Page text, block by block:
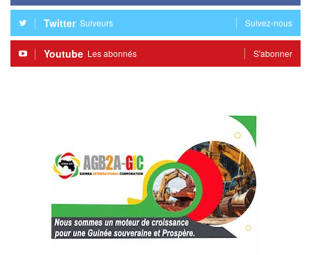
Twitter Suiveurs Suivez-nous
Youtube Les abonnés S'abonner